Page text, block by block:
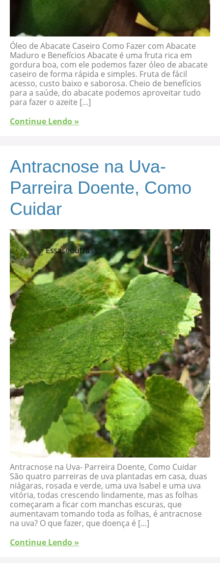
Óleo de Abacate Caseiro Como Fazer com Abacate
Maduro e Benefícios Abacate é uma fruta rica em
gordura boa, com ele podemos fazer óleo de abacate
caseiro de forma rápida e simples. Fruta de fácil
acesso, custo baixo e saborosa. Cheio de benefícios
para a saúde, do abacate podemos aproveitar tudo
para fazer o azeite […]
Continue Lendo »
Antracnose na Uva-
Parreira Doente, Como
Cuidar
Antracnose na Uva- Parreira Doente, Como Cuidar
São quatro parreiras de uva plantadas em casa, duas
niágaras, rosada e verde, uma uva Isabel e uma uva
vitória, todas crescendo lindamente, mas as folhas
começaram a ficar com manchas escuras, que
aumentavam tomando toda as folhas, é antracnose
na uva? O que fazer, que doença é […]
Continue Lendo »